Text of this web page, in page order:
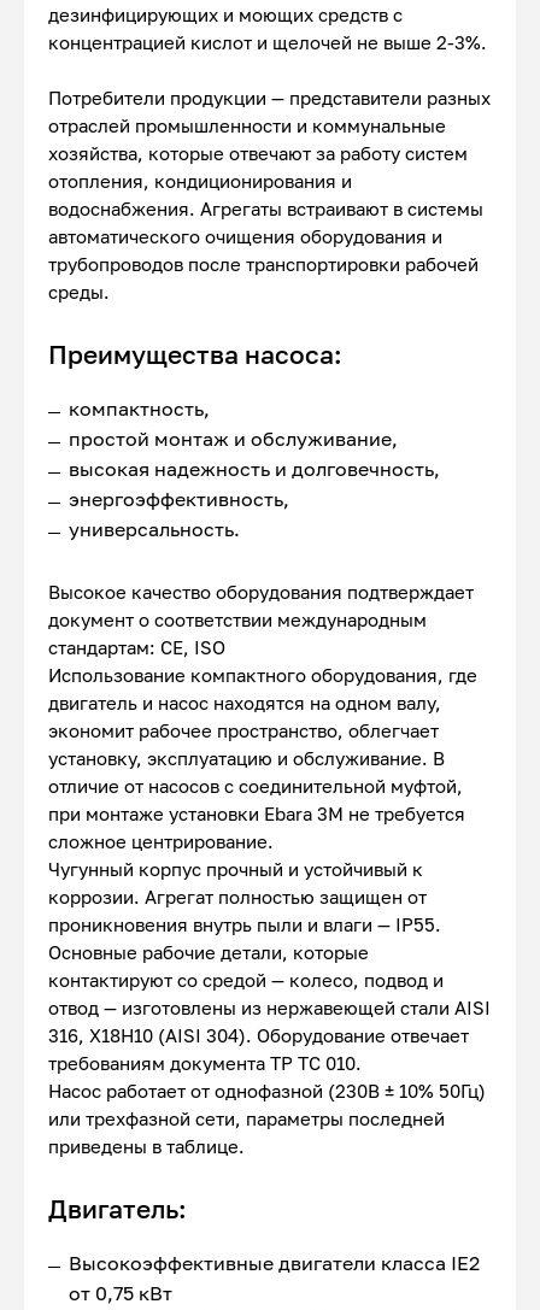
дезинфицирующих и моющих средств с
концентрацией кислот и щелочей не выше 2-3%.
Потребители продукции — представители разных
отраслей промышленности и коммунальные
хозяйства, которые отвечают за работу систем
отопления, кондиционирования и
водоснабжения. Агрегаты встраивают в системы
автоматического очищения оборудования и
трубопроводов после транспортировки рабочей
среды.
Преимущества насоса:
компактность,
простой монтаж и обслуживание,
высокая надежность и долговечность,
энергоэффективность,
универсальность.
Высокое качество оборудования подтверждает
документ о соответствии международным
стандартам: CE, ISO
Использование компактного оборудования, где
двигатель и насос находятся на одном валу,
экономит рабочее пространство, облегчает
установку, эксплуатацию и обслуживание. В
отличие от насосов с соединительной муфтой,
при монтаже установки Ebara 3M не требуется
сложное центрирование.
Чугунный корпус прочный и устойчивый к
коррозии. Агрегат полностью защищен от
проникновения внутрь пыли и влаги — IP55.
Основные рабочие детали, которые
контактируют со средой — колесо, подвод и
отвод — изготовлены из нержавеющей стали AISI
316, Х18Н10 (AISI 304). Оборудование отвечает
требованиям документа ТР ТС 010.
Насос работает от однофазной (230В ± 10% 50Гц)
или трехфазной сети, параметры последней
приведены в таблице.
Двигатель:
Высокоэффективные двигатели класса IE2
от 0,75 кВт